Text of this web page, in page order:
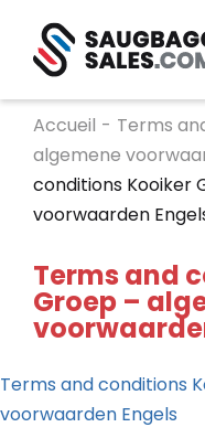
Accueil - Terms
algemene
conditions Kooiker
voorwaarden
Terms and
Groep –
Terms and conditions
voorwaarden Engels